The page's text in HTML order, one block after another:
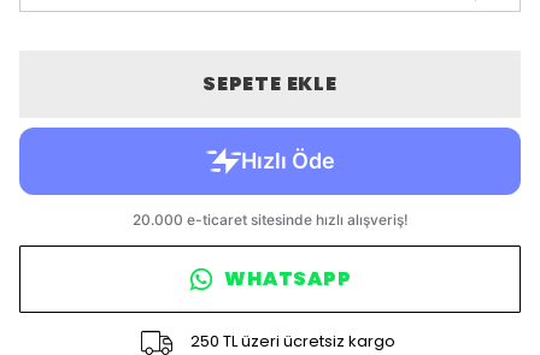
SEPETE EKLE
WHATSAPP
250 TL üzeri ücretsiz kargo